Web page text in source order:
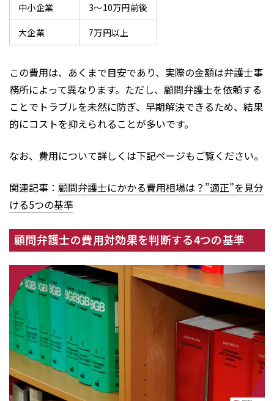
中小企業 3〜10万円前後
大企業 7万円以上
この費用は、あくまで目安であり、実際の金額は弁護士事
務所によって異なります。ただし、顧問弁護士を依頼する
ことでトラブルを未然に防ぎ、早期解決できるため、結果
的にコストを抑えられることが多いです。
なお、費用について詳しくは下記ページもご覧ください。
関連記事： 顧問弁護士にかかる費用相場は？”適正”を見分
ける5つの基準
顧問弁護士の費用対効果を判断する4つの基準